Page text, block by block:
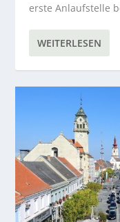
erste Anlaufstelle
WEITERLESEN